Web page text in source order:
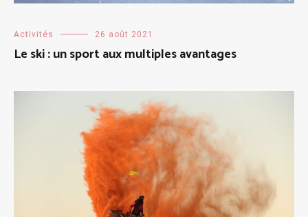
Activités 26 août 2021
Le ski : un sport aux multiples avantages